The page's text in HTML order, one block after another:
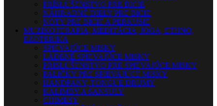
PRÍSLUŠENSTVO PRE BICIE
NÁHRADNÉ DIELY PRE BICIE
NOTY PRE BICIE A PERKUSIE
MUZIKOTERAPIA, MEDITÁCIA, JOGA, ETHNO,
EZOTERIKA
SPIEVAJÚCE MISKY
LADENÉ SPIEVAJÚCE MISKY
PRISLUŠENSTVO PRE SPIEVAJÚCE MISKY
PALIČKY PRE SPIEVAJÚCE MISKY
HANDPANY, TONGUE DRUMY
KALIMBY A SANSULY
CHIMESY